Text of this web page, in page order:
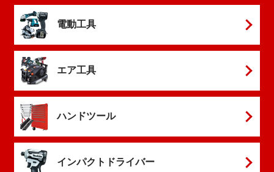
電動工具
エア工具
ハンドツール
インパクトドライバー